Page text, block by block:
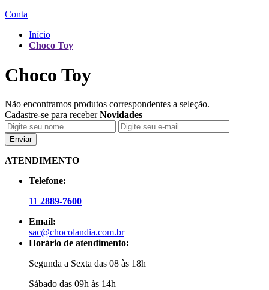
Conta
Início
Choco Toy
Choco Toy
Não encontramos produtos correspondentes a seleção.
Cadastre-se para receberNovidades
Enviar
ATENDIMENTO
Telefone:
11 2889-7600
Email:
sac@chocolandia.com.br
Horário de atendimento:
Segunda a Sexta das 08 às 18h
Sábado das 09h às 14h